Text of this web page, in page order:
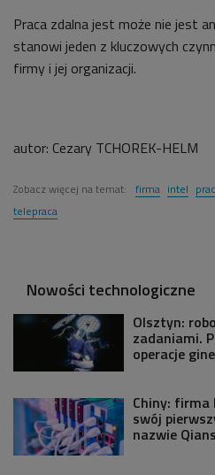
Praca zdalna jest może nie jest
stanowi jeden z kluczowych
firmy i jej organizacji.
autor: Cezary TCHOREK-HELM
Zobacz więcej na temat: firma intel
telepraca
Nowości technologiczne
Olsztyn:
zadaniami.
operacje
Chiny: firma
swój
nazwie